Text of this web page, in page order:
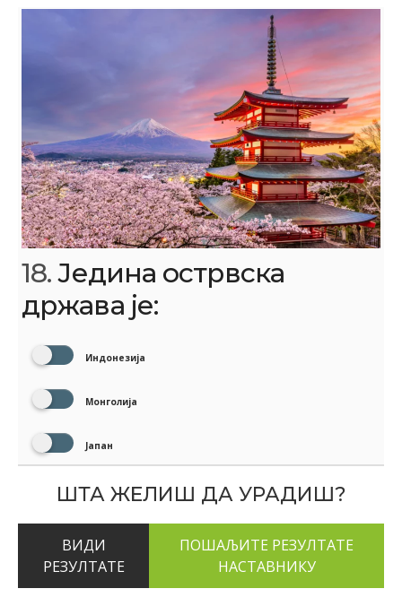
18.Једина острвска
држава је:
Индонезија
Монголија
Јапан
ШТА ЖЕЛИШ ДА УРАДИШ?
ВИДИ
РЕЗУЛТАТЕ